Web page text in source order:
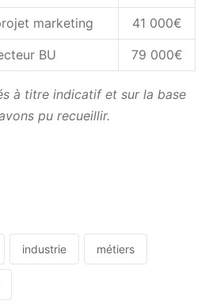
marketing
41 000€
BU 79 000€
à titre indicatif et sur la base
pu recueillir.
industrie métiers